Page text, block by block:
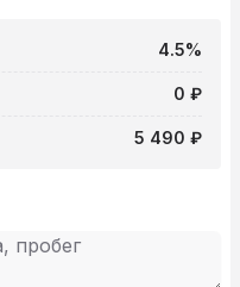
4.5%
0 ₽
5 490 ₽